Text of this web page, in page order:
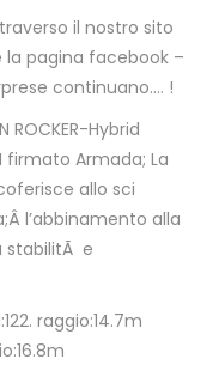
il nostro sito
pagina facebook –
continuano…. !
ROCKER-Hybrid
firmato Armada; La
allo sci
l’abbinamento alla
stabilitÃ e
raggio:14.7m